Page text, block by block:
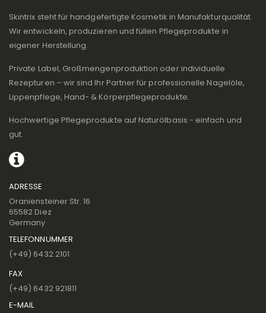
Skintrix steht für handgefertigte Kosmetik in Manufakturqualität.
Wir entwickeln, produzieren und füllen Pflegeprodukte in
eigener Herstellung.
Private Label, Großmengenproduktion oder individuelle
Rezepturen – wir sind Ihr Partner für professionelle Nagelöle,
Lippenpflege, Hand- & Körperpflegeprodukte.
Hochwertige Pflegeprodukte auf Naturölbasis - einfach und
gut.
ADRESSE
Oraniensteiner Str. 16
65582 Diez
Germany
TELEFONNUMMER
(+49) 6432 2101
FAX
(+49) 6432 921811
E-MAIL